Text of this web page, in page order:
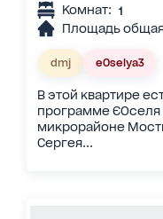
Комнат: 1
Площадь
dmj eOselya3
В этой квартире
программе ЄОселя
микрорайоне
Сергея...